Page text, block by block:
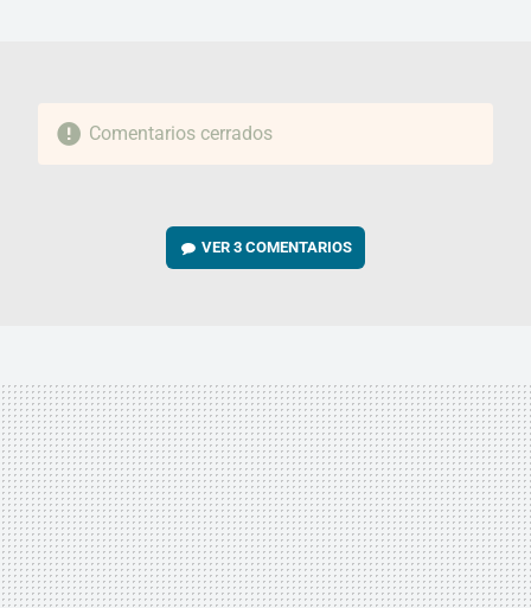
Comentarios cerrados
VER3 COMENTARIOS